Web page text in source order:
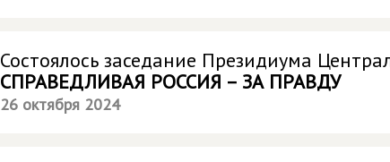
Состоялось заседание Президиума
СПРАВЕДЛИВАЯ РОССИЯ – ЗА ПРАВДУ
26 октября 2024